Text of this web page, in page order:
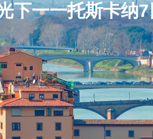
下一一托斯卡纳